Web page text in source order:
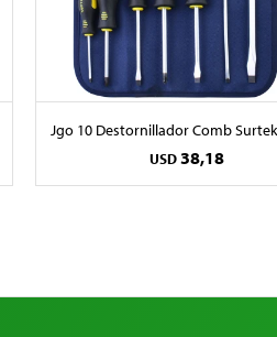
Jgo 10 Destornillador Comb
USD 38,18